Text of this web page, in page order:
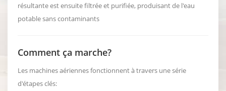
résultante est ensuite filtrée et purifiée, produisant de l'eau
potable sans contaminants
Comment ça marche?
Les machines aériennes fonctionnent à travers une série
d'étapes clés: